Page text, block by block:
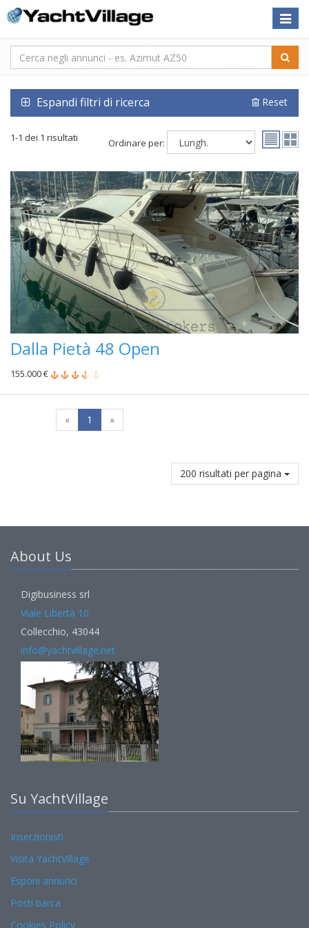
Toggle
Espandi filtri di ricerca Reset
1-1 dei 1 risultati Ordinare per:
Dalla Pietà 48 Open
155.000 €
« 1 »
200 risultati per pagina
About Us
Digibusiness srl
Viale Libertà 10
Collecchio, 43044
info@yachtvillage.net
Su YachtVillage
Inserzionisti
Visita YachtVillage
Esponi annunci
Posti barca
Cookies Policy